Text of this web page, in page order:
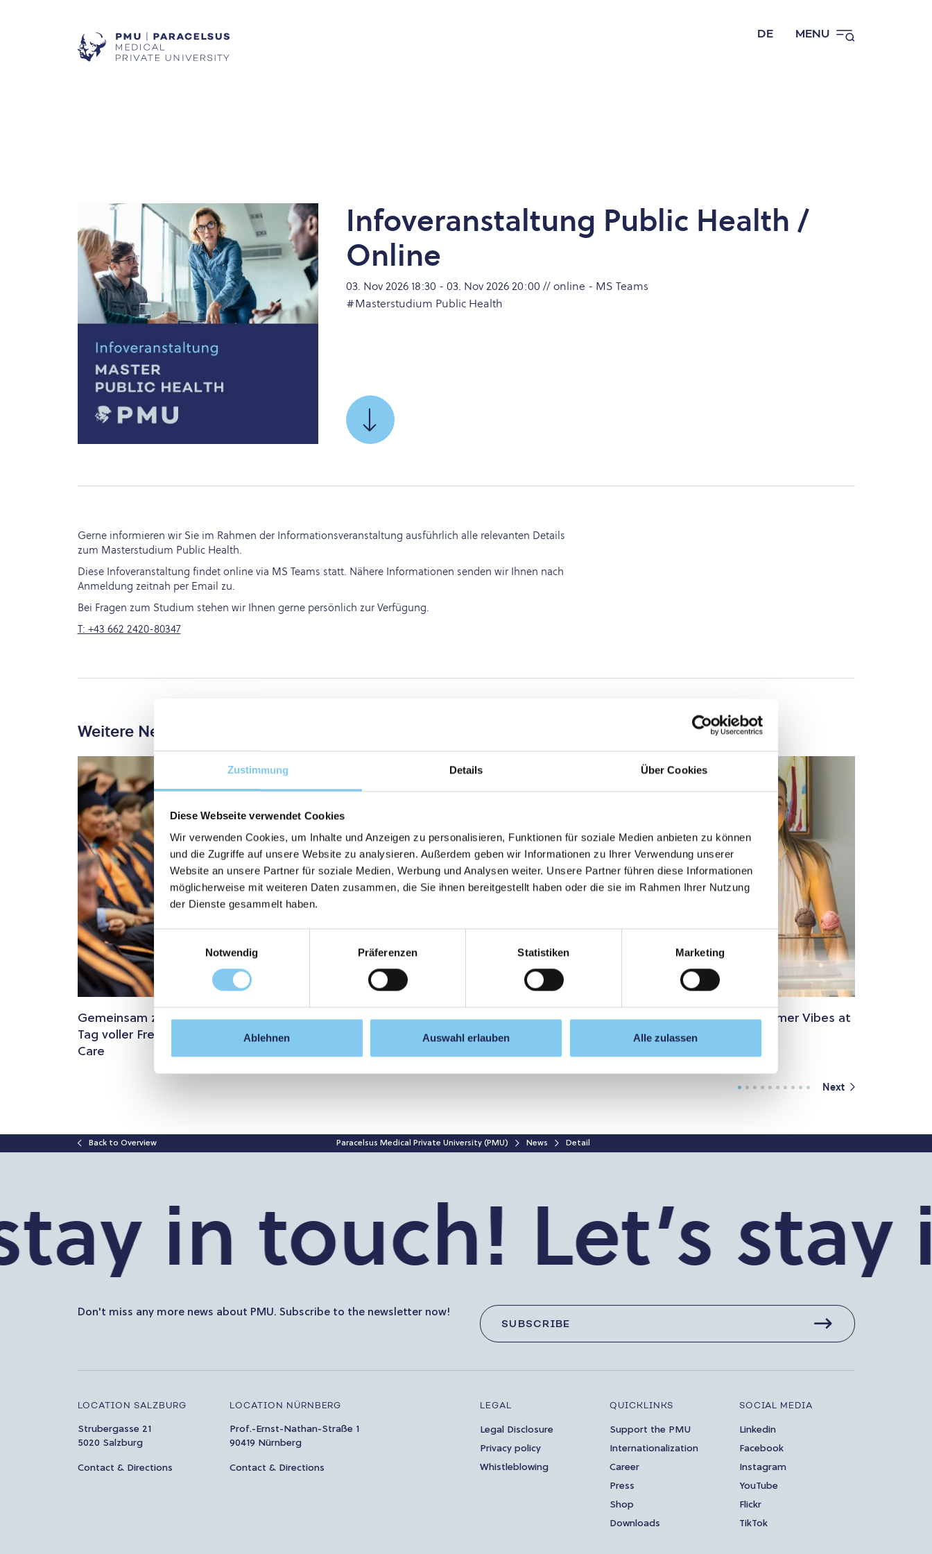
Zustimmung Details Über Cookies
Diese Webseite verwendet Cookies
Wir verwenden Cookies, um Inhalte und Anzeigen zu personalisieren, Funktionen für soziale Medien anbieten zu können
und die Zugriffe auf unsere Website zu analysieren. Außerdem geben wir Informationen zu Ihrer Verwendung unserer
Website an unsere Partner für soziale Medien, Werbung und Analysen weiter. Unsere Partner führen diese Informationen
möglicherweise mit weiteren Daten zusammen, die Sie ihnen bereitgestellt haben oder die sie im Rahmen Ihrer Nutzung
der Dienste gesammelt haben.
Einwilligungsauswahl
Notwendig
Präferenzen Statistiken Marketing
Ablehnen Auswahl erlauben Alle zulassen
DE MENU
Infoveranstaltung Public Health /
Online
03. Nov 2026 18:30 - 03. Nov 2026 20:00 // online - MS Teams
#Masterstudium Public Health
SCROLL
TO
Gerne informieren wir Sie im Rahmen der Informationsveranstaltung ausführlich alle relevanten Details
zum Masterstudium Public Health.
Diese Infoveranstaltung findet online via MS Teams statt. Nähere Informationen senden wir Ihnen nach
Anmeldung zeitnah per Email zu.
Bei Fragen zum Studium stehen wir Ihnen gerne persönlich zur Verfügung.
T: +43 662 2420-80347
Weitere News
Gemeinsam zum Masterabschluss – ein
Tag voller Freude für HSL und Palliative
Care
International Council of Nurses at PMU
Celebratory Mood and Summer Vibes at
PMU
Next
Back to Overview Paracelsus Medical Private University (PMU) News Detail
in touch!Let’s stay
Don't miss any more news about PMU. Subscribe to the newsletter now!
SUBSCRIBE
LOCATION SALZBURG
Strubergasse 21
5020 Salzburg
Contact & Directions
LOCATION NÜRNBERG
Prof.-Ernst-Nathan-Straße 1
90419 Nürnberg
Contact & Directions
LEGAL
Legal Disclosure
Privacy policy
Whistleblowing
QUICKLINKS
Support the PMU
Internationalization
Career
Press
Shop
Downloads
SOCIAL MEDIA
Linkedin
Facebook
Instagram
YouTube
Flickr
TikTok